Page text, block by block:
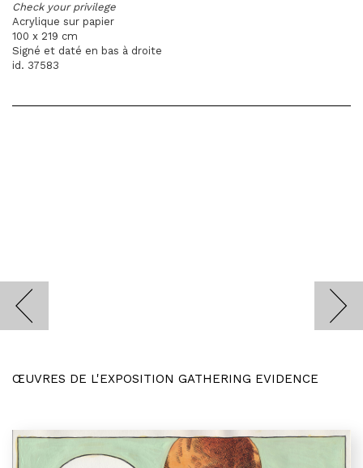
Check your privilege
Acrylique sur papier
100 x 219 cm
Signé et daté en bas à droite
id. 37583
ŒUVRES DE L'EXPOSITION GATHERING EVIDENCE